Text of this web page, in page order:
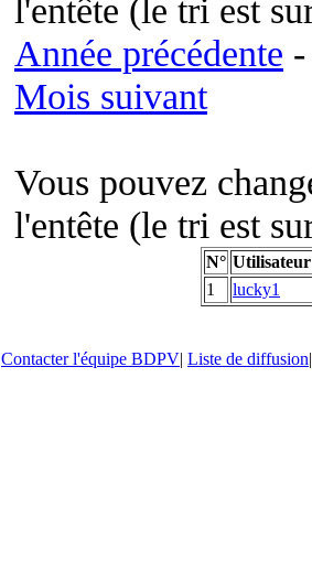
l'entête (le tri est
Année précédente -
Mois suivant
Vous pouvez
l'entête (le tri est
N° Utilisateur
1
lucky1
Contacter l'équipe BDPV| Liste de diffusion